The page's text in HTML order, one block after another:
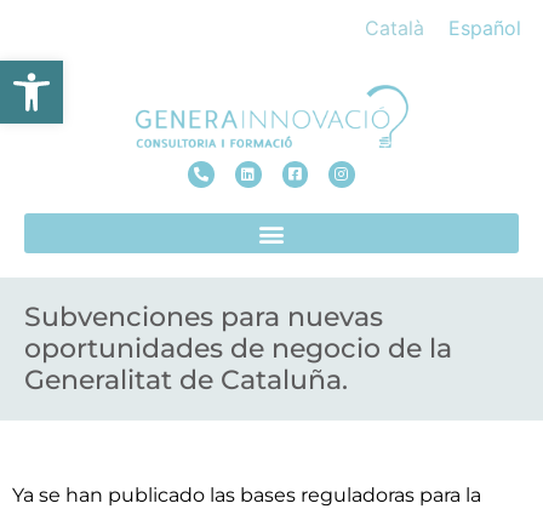
Abrir barra de herramientas
Català Español
Subvenciones para nuevas
oportunidades de negocio de la
Generalitat de Cataluña.
Ya se han publicado las bases reguladoras para la